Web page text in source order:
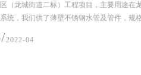
标）工程项目，主要用途在龙岗街道饮
薄壁不锈钢水管及管件，规格型号是
，核心技术采用卡压式。